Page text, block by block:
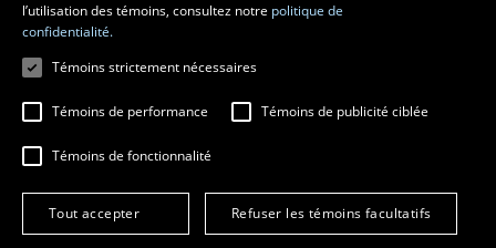
Conditions générales d'utilisation
Fraude en ligne
l’utilisation des témoins, consultez notre politique de
confidentialité.
Témoins strictement nécessaires
Témoins de performance Témoins de publicité ciblée
Témoins de fonctionnalité
Tout accepter Refuser les témoins facultatifs